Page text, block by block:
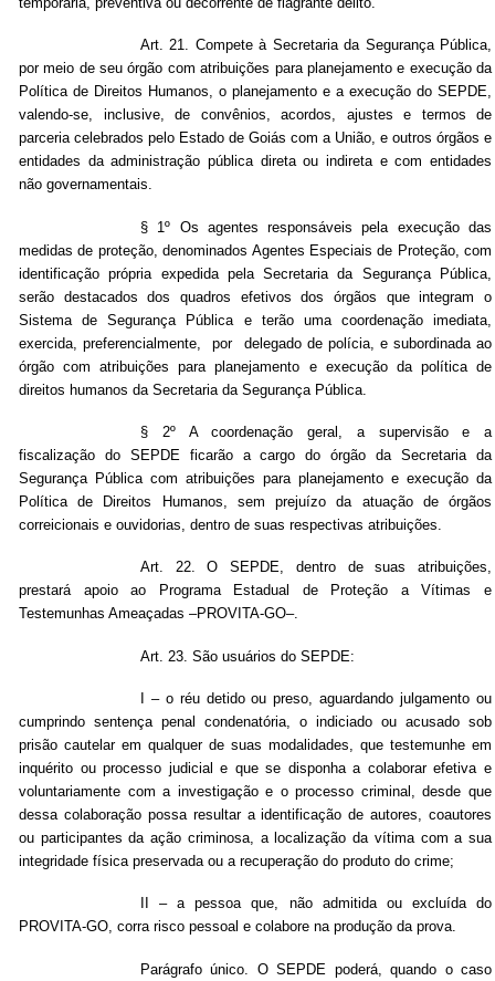
Art. 21. Compete à Secretaria da Segurança Pública,
por meio de seu órgão com atribuições para planejamento e execução da
Política de Direitos Humanos, o planejamento e a execução do SEPDE,
valendo-se, inclusive, de convênios, acordos, ajustes e termos de
parceria celebrados pelo Estado de Goiás com a União, e outros órgãos e
entidades da administração pública direta ou indireta e com entidades
não governamentais.
§ 1º Os agentes responsáveis pela execução das
medidas de proteção, denominados Agentes Especiais de Proteção, com
identificação própria expedida pela Secretaria da Segurança Pública,
serão destacados dos quadros efetivos dos órgãos que integram o
Sistema de Segurança Pública e terão uma coordenação imediata,
exercida, preferencialmente, por delegado de polícia, e subordinada ao
órgão com atribuições para planejamento e execução da política de
direitos humanos da Secretaria da Segurança Pública.
§ 2º A coordenação geral, a supervisão e a
fiscalização do SEPDE ficarão a cargo do órgão da Secretaria da
Segurança Pública com atribuições para planejamento e execução da
Política de Direitos Humanos, sem prejuízo da atuação de órgãos
correicionais e ouvidorias, dentro de suas respectivas atribuições.
Art. 22. O SEPDE, dentro de suas atribuições,
prestará apoio ao Programa Estadual de Proteção a Vítimas e
Testemunhas Ameaçadas –PROVITA-GO–.
Art. 23. São usuários do SEPDE:
I – o réu detido ou preso, aguardando julgamento ou
cumprindo sentença penal condenatória, o indiciado ou acusado sob
prisão cautelar em qualquer de suas modalidades, que testemunhe em
inquérito ou processo judicial e que se disponha a colaborar efetiva e
voluntariamente com a investigação e o processo criminal, desde que
dessa colaboração possa resultar a identificação de autores, coautores
ou participantes da ação criminosa, a localização da vítima com a sua
integridade física preservada ou a recuperação do produto do crime;
II – a pessoa que, não admitida ou excluída do
PROVITA-GO, corra risco pessoal e colabore na produção da prova.
Parágrafo único. O SEPDE poderá, quando o caso